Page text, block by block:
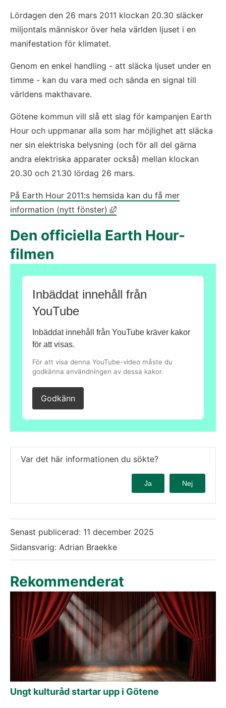
Lördagen den 26 mars 2011 klockan 20.30 släcker
miljontals människor över hela världen ljuset i en
manifestation för klimatet.
Genom en enkel handling - att släcka ljuset under en
timme - kan du vara med och sända en signal till
världens makthavare.
Götene kommun vill slå ett slag för kampanjen Earth
Hour och uppmanar alla som har möjlighet att släcka
ner sin elektriska belysning (och för all del gärna
andra elektriska apparater också) mellan klockan
20.30 och 21.30 lördag 26 mars.
På Earth Hour 2011:s hemsida kan du få mer
information (nytt fönster)
Länk till annan webbplats,
Den officiella Earth Hour-
filmen
Inbäddat innehåll från
YouTube
Inbäddat innehåll från YouTube kräver kakor
för att visas.
För att visa denna YouTube-video måste du
godkänna användningen av dessa kakor.
Godkänn
Var det här informationen du sökte?
Ja Nej
Senast publicerad: 11 december 2025
Sidansvarig: Adrian Braekke
Rekommenderat
Ungt kulturåd startar upp i Götene